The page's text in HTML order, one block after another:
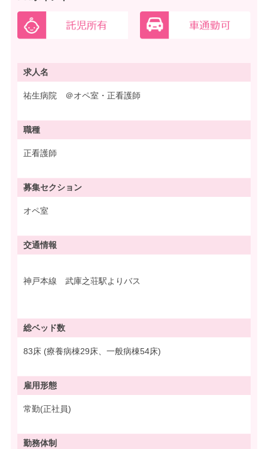
求人名
祐生病院 ＠オペ室・正看護師
職種
正看護師
募集セクション
オペ室
交通情報
神戸本線 武庫之荘駅よりバス
総ベッド数
83床 (療養病棟29床、一般病棟54床)
雇用形態
常勤(正社員)
勤務体制